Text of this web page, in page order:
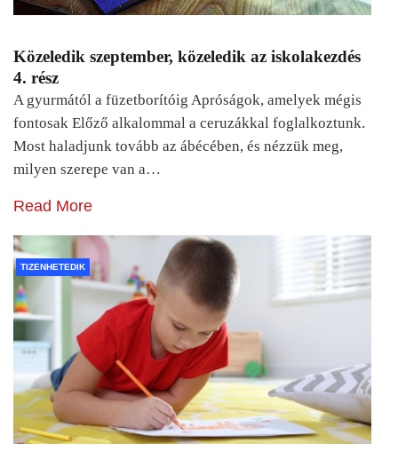
Közeledik szeptember, közeledik az iskolakezdés
4. rész
A gyurmától a füzetborítóig Apróságok, amelyek mégis
fontosak Előző alkalommal a ceruzákkal foglalkoztunk.
Most haladjunk tovább az ábécében, és nézzük meg,
milyen szerepe van a…
Read More
TIZENHETEDIK